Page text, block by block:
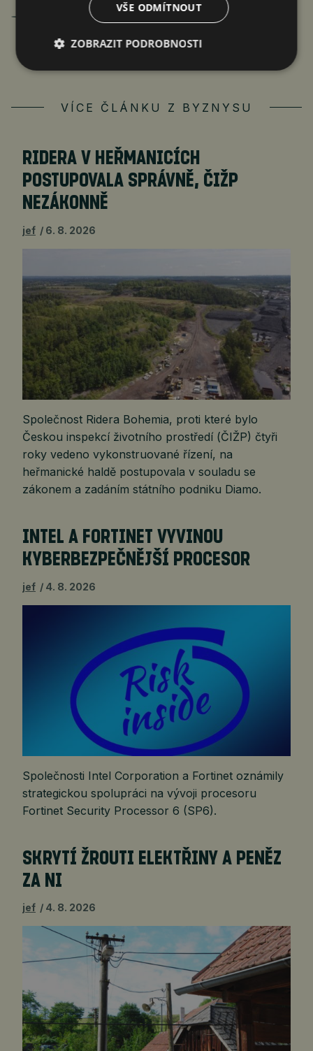
Jan Ferenc
články autora >
VÍCE ČLÁNKU Z BYZNYSU
RIDERA V HEŘMANICÍCH
POSTUPOVALA SPRÁVNĚ, ČIŽP
NEZÁKONNĚ
jef 6. 8. 2026
Společnost Ridera Bohemia, proti které bylo
Českou inspekcí životního prostředí (ČIŽP) čtyři
roky vedeno vykonstruované řízení, na
heřmanické haldě postupovala v souladu se
zákonem a zadáním státního podniku Diamo.
INTEL A FORTINET VYVINOU
KYBERBEZPEČNĚJŠÍ PROCESOR
jef 4. 8. 2026
Společnosti Intel Corporation a Fortinet oznámily
strategickou spolupráci na vývoji procesoru
Fortinet Security Processor 6 (SP6).
SKRYTÍ ŽROUTI ELEKTŘINY A PENĚZ
ZA NI
jef 4. 8. 2026
VŠE ODMÍTNOUT
ZOBRAZIT PODROBNOSTI